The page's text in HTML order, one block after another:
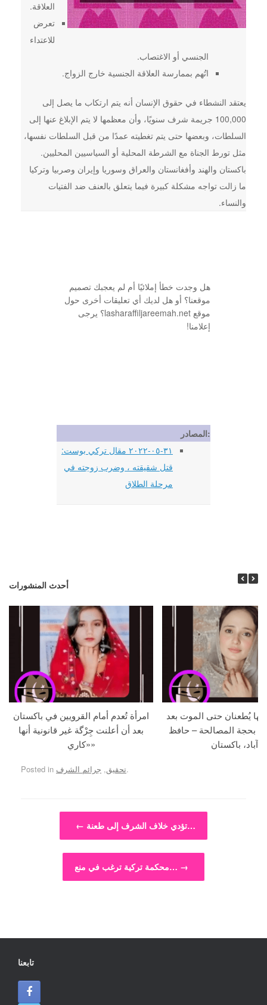
العلاقة.
تعرض
للاعتداء
الجنسي أو الاغتصاب.
اتُهم بممارسة العلاقة الجنسية خارج الزواج.
يعتقد النشطاء في حقوق الإنسان أنه يتم ارتكاب ما يصل إلى
100,000 جريمة شرف سنويًا، وأن معظمها لا يتم الإبلاغ عنها إلى
السلطات، وبعضها حتى يتم تغطيته عمدًا من قبل السلطات نفسها،
مثل تورط الجناة مع الشرطة المحلية أو السياسيين المحليين.
باكستان والهند وأفغانستان والعراق وسوريا وإيران وصربيا وتركيا
ما زالت تواجه مشكلة كبيرة فيما يتعلق بالعنف ضد الفتيات
والنساء.
هل وجدت خطأ إملائيًا أم لم يعجبك تصميم
موقعنا؟ أو هل لديك أي تعليقات أخرى حول
موقع lasharaffiljareemah.net؟ يرجى
إعلامنا!
المصادر:
٣١-٠٥-٢٠٢٢ مقال تركي بوست:
قتل شقيقته ، وضرب زوجته في
مرحلة الطلاق
أحدث المنشورات
امرأة تُعدم أمام القرويين في باكستان
بعد أن أعلنت جِرْگة غير قانونية أنها
«كاري»
يُطعنان حتى الموت بعد
بحجة المصالحة – حافظ
آباد، باكستان
Posted in تحقيق, جرائم الشرف .
Post navigation
← تؤدي خلاف الشرف إلى طعنة…
محكمة تركية ترغب في منع… →
تابعنا